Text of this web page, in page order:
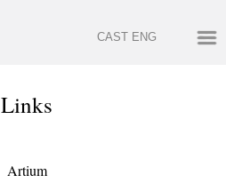
CAST ENG
Links
Artium